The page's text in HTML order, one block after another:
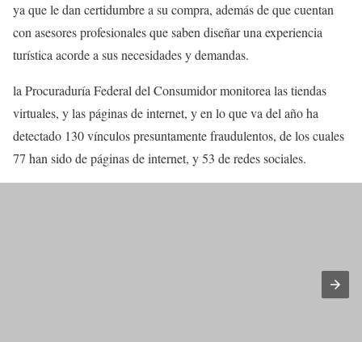
ya que le dan certidumbre a su compra, además de que cuentan
con asesores profesionales que saben diseñar una experiencia
turística acorde a sus necesidades y demandas.
la Procuraduría Federal del Consumidor monitorea las tiendas
virtuales, y las páginas de internet, y en lo que va del año ha
detectado 130 vínculos presuntamente fraudulentos, de los cuales
77 han sido de páginas de internet, y 53 de redes sociales.